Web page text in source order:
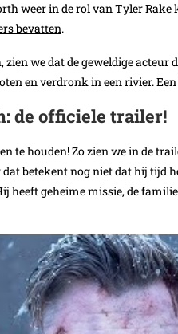
weer in de rol van Tyler
bevatten.
we dat de geweldige acteur
en verdronk in een rivier.
de officiele trailer!
te houden! Zo zien we in de
betekent nog niet dat hij tijd
geheime missie, de